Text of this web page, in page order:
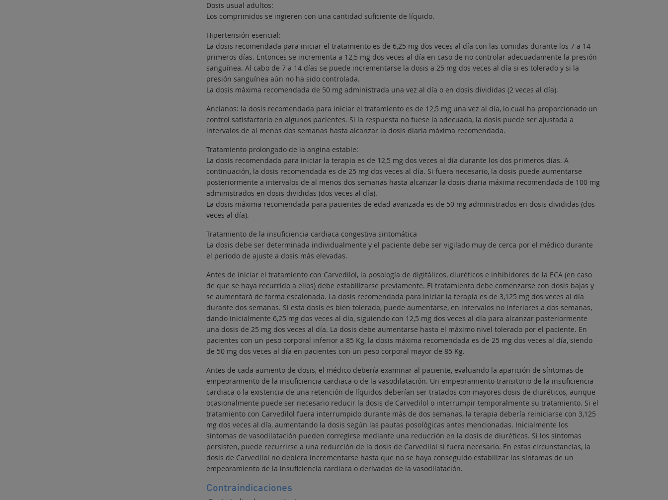
Dosis usual adultos:
Los comprimidos se ingieren con una cantidad suficiente de líquido.
Hipertensión esencial:
La dosis recomendada para iniciar el tratamiento es de 6,25 mg dos veces al día con las comidas durante los 7 a 14
primeros días. Entonces se incrementa a 12,5 mg dos veces al día en caso de no controlar adecuadamente la presión
sanguínea. Al cabo de 7 a 14 días se puede incrementarse la dosis a 25 mg dos veces al día si es tolerado y si la
presión sanguínea aún no ha sido controlada.
La dosis máxima recomendada de 50 mg administrada una vez al día o en dosis divididas (2 veces al día).
Ancianos: la dosis recomendada para iniciar el tratamiento es de 12,5 mg una vez al día, lo cual ha proporcionado un
control satisfactorio en algunos pacientes. Si la respuesta no fuese la adecuada, la dosis puede ser ajustada a
intervalos de al menos dos semanas hasta alcanzar la dosis diaria máxima recomendada.
Tratamiento prolongado de la angina estable:
La dosis recomendada para iniciar la terapia es de 12,5 mg dos veces al día durante los dos primeros días. A
continuación, la dosis recomendada es de 25 mg dos veces al día. Si fuera necesario, la dosis puede aumentarse
posteriormente a intervalos de al menos dos semanas hasta alcanzar la dosis diaria máxima recomendada de 100 mg
administrados en dosis divididas (dos veces al día).
La dosis máxima recomendada para pacientes de edad avanzada es de 50 mg administrados en dosis divididas (dos
veces al día).
Tratamiento de la insuficiencia cardiaca congestiva sintomática
La dosis debe ser determinada individualmente y el paciente debe ser vigilado muy de cerca por el médico durante
el período de ajuste a dosis más elevadas.
Antes de iniciar el tratamiento con Carvedilol, la posología de digitálicos, diuréticos e inhibidores de la ECA (en caso
de que se haya recurrido a ellos) debe estabilizarse previamente. El tratamiento debe comenzarse con dosis bajas y
se aumentará de forma escalonada. La dosis recomendada para iniciar la terapia es de 3,125 mg dos veces al día
durante dos semanas. Si esta dosis es bien tolerada, puede aumentarse, en intervalos no inferiores a dos semanas,
dando inicialmente 6,25 mg dos veces al día, siguiendo con 12,5 mg dos veces al día para alcanzar posteriormente
una dosis de 25 mg dos veces al día. La dosis debe aumentarse hasta el máximo nivel tolerado por el paciente. En
pacientes con un peso corporal inferior a 85 Kg, la dosis máxima recomendada es de 25 mg dos veces al día, siendo
de 50 mg dos veces al día en pacientes con un peso corporal mayor de 85 Kg.
Antes de cada aumento de dosis, el médico debería examinar al paciente, evaluando la aparición de síntomas de
empeoramiento de la insuficiencia cardiaca o de la vasodilatación. Un empeoramiento transitorio de la insuficiencia
cardiaca o la existencia de una retención de líquidos deberían ser tratados con mayores dosis de diuréticos, aunque
ocasionalmente puede ser necesario reducir la dosis de Carvedilol o interrumpir temporalmente su tratamiento. Si el
tratamiento con Carvedilol fuera interrumpido durante más de dos semanas, la terapia debería reiniciarse con 3,125
mg dos veces al día, aumentando la dosis según las pautas posológicas antes mencionadas. Inicialmente los
síntomas de vasodilatación pueden corregirse mediante una reducción en la dosis de diuréticos. Si los síntomas
persisten, puede recurrirse a una reducción de la dosis de Carvedilol si fuera necesario. En estas circunstancias, la
dosis de Carvedilol no debiera incrementarse hasta que no se haya conseguido estabilizar los síntomas de un
empeoramiento de la insuficiencia cardiaca o derivados de la vasodilatación.
Contraindicaciones